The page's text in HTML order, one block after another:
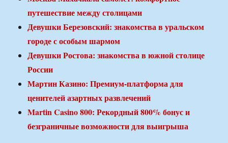
путешествие между столицами
Девушки Березовский: знакомства в уральском
городе с особым шармом
Девушки Ростова: знакомства в южной столице
России
Мартин Казино: Премиум-платформа для
ценителей азартных развлечений
Martin Casino 800: Рекордный 800% бонус и
безграничные возможности для выигрыша